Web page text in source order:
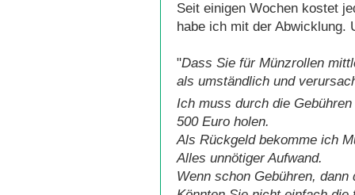
Seit einigen Wochen kostet
habe ich mit der Abwicklung.
"Dass Sie für Münzrollen
als umständlich und
Ich muss durch die
500 Euro holen.
Als Rückgeld bekomme ich
Alles unnötiger Aufwand.
Wenn schon Gebühren,